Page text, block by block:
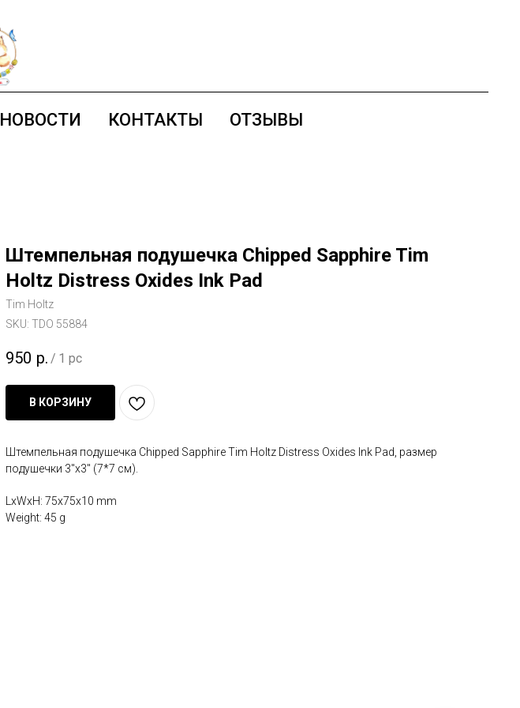
НОВОСТИ КОНТАКТЫ ОТЗЫВЫ
Штемпельная подушечка Chipped Sapphire Tim
Holtz Distress Oxides Ink Pad
Tim Holtz
SKU: TDO 55884
950 р. / 1 pc
В КОРЗИНУ
Штемпельная подушечка Chipped Sapphire Tim Holtz Distress Oxides Ink Pad, размер
подушечки 3"x3" (7*7 см).
LxWxH: 75x75x10 mm
Weight: 45 g